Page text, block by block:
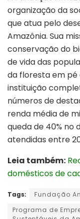
organização da
que atua pelo
Amazônia. Sua
conservação do
de vida das
da floresta em pé
instituição
números de
renda média de
queda de 40%
atendidas entre
Leia também:
domésticos de
Tags: Fundação
Programa de